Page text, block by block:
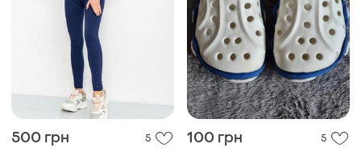
500 грн 5 100 грн 5